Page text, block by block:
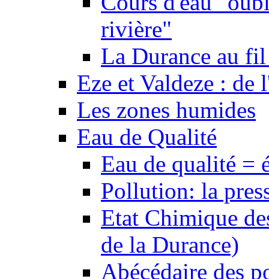
rivière"
La Durance au
Eze et Valdeze : de
Les zones humides
Eau de Qualité
Eau de qualité =
Pollution: la
Etat Chimique
de la Durance)
Abécédaire des